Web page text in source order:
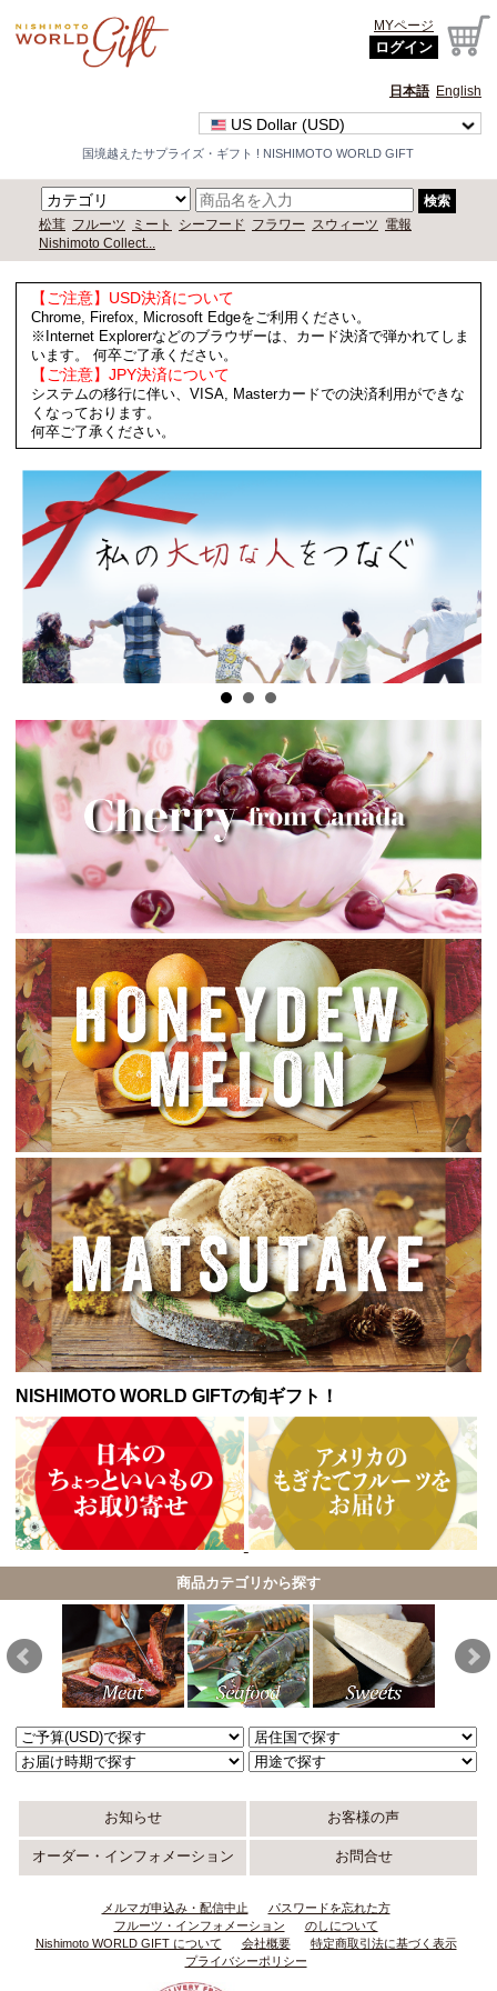
日本語 English
US Dollar (USD)
国境越えたサプライズ・ギフト ! NISHIMOTO WORLD GIFT
検索
松茸 フルーツ ミート シーフード フラワー スウィーツ
電報
Nishimoto Collect...
MYページ
ログイン
【ご注意】USD決済について
Chrome, Firefox, Microsoft Edgeをご利用ください。
※Internet Explorerなどのブラウザーは、カード決済で弾かれてしま
います。 何卒ご了承ください。
【ご注意】JPY決済について
システムの移行に伴い、VISA, Masterカードでの決済利用ができな
くなっております。
何卒ご了承ください。
NISHIMOTO WORLD GIFTの旬ギフト！
商品カテゴリから探す
お知らせ お客様の声
オーダー・インフォメーション お問合せ
メルマガ申込み・配信中止
パスワードを忘れた方
フルーツ・インフォメーション
のしについて
Nishimoto WORLD GIFT について
会社概要
特定商取引法に基づく表示
プライバシーポリシー